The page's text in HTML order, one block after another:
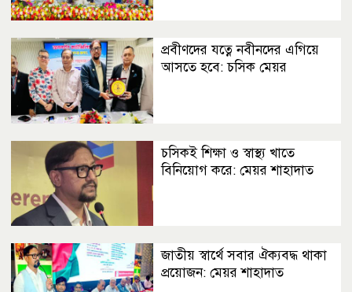
প্রবীণদের যত্নে নবীনদের এগিয়ে
আসতে হবে: চসিক মেয়র
চসিকই শিক্ষা ও স্বাস্থ্য খাতে
বিনিয়োগ করে: মেয়র শাহাদাত
জাতীয় স্বার্থে সবার ঐক্যবদ্ধ থাকা
প্রয়োজন: মেয়র শাহাদাত